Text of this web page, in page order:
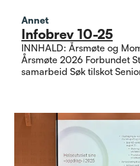
Annet
Infobrev 10-25
INNHALD: Årsmøte og Momskompensasjon
Årsmøte 2026 Forbundet
samarbeid Søk tilskot